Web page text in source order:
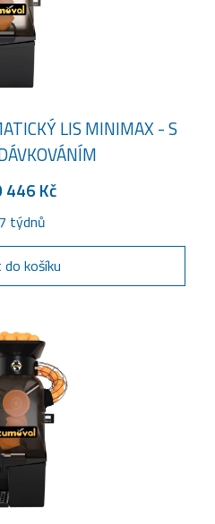
LIS MINIMAX - S
446 Kč
týdnů
košíku